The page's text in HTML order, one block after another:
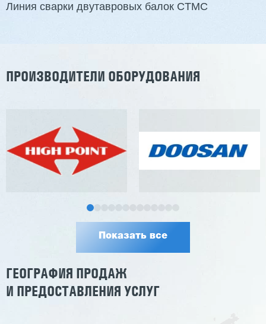
Линия сварки двутавровых балок CTMC
ПРОИЗВОДИТЕЛИ ОБОРУДОВАНИЯ
Показать все
ГЕОГРАФИЯ ПРОДАЖ
И ПРЕДОСТАВЛЕНИЯ УСЛУГ